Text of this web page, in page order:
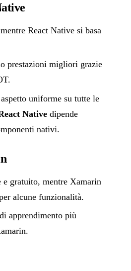
React Native si basa
prestazioni migliori grazie
uniforme su tutte le
Native dipende
nativi.
e gratuito, mentre Xamarin
alcune funzionalità.
apprendimento più